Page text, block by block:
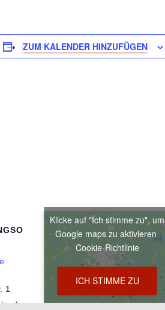
ZUM KALENDER HINZUFÜGEN
1
Klicke auf "Ich stimme zu", um
Google maps zu aktivieren
Cookie-Richtlinie
ICH STIMME ZU